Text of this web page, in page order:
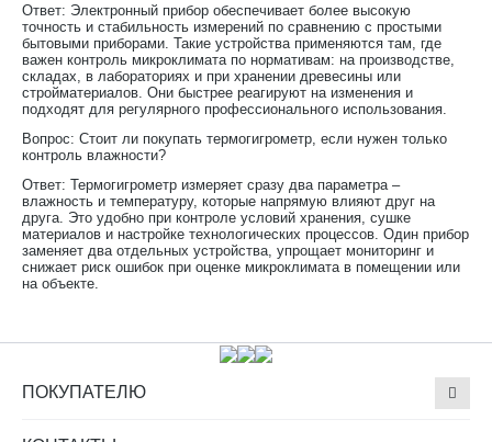
Ответ: Электронный прибор обеспечивает более высокую
точность и стабильность измерений по сравнению с простыми
бытовыми приборами. Такие устройства применяются там, где
важен контроль микроклимата по нормативам: на производстве,
складах, в лабораториях и при хранении древесины или
стройматериалов. Они быстрее реагируют на изменения и
подходят для регулярного профессионального использования.
Вопрос: Стоит ли покупать термогигрометр, если нужен только
контроль влажности?
Ответ: Термогигрометр измеряет сразу два параметра –
влажность и температуру, которые напрямую влияют друг на
друга. Это удобно при контроле условий хранения, сушке
материалов и настройке технологических процессов. Один прибор
заменяет два отдельных устройства, упрощает мониторинг и
снижает риск ошибок при оценке микроклимата в помещении или
на объекте.
ПОКУПАТЕЛЮ